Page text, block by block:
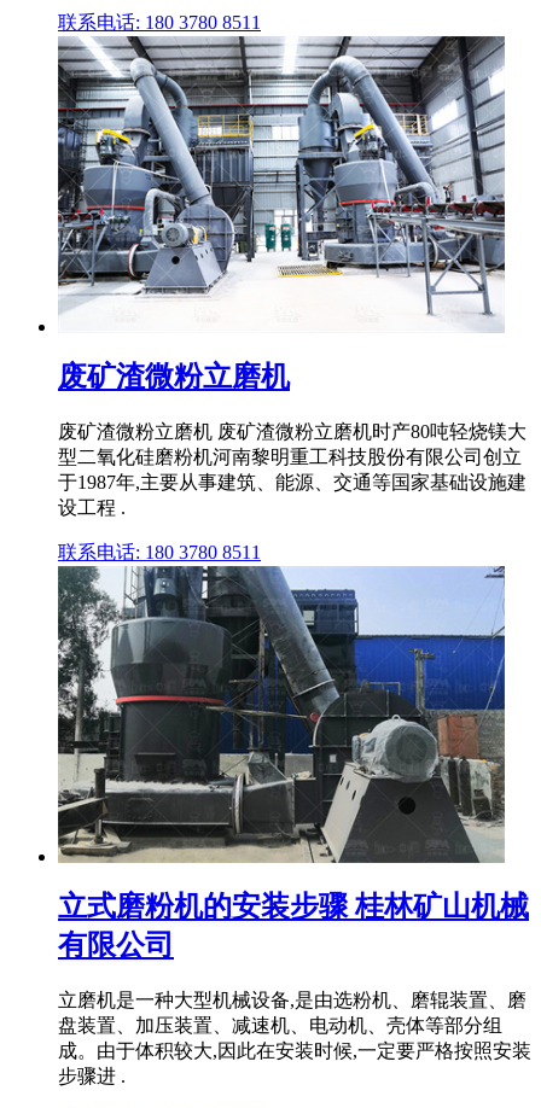
联系电话: 180 3780 8511
废矿渣微粉立磨机
废矿渣微粉立磨机 废矿渣微粉立磨机时产80吨轻烧镁大
型二氧化硅磨粉机河南黎明重工科技股份有限公司创立
于1987年,主要从事建筑、能源、交通等国家基础设施建
设工程 .
联系电话: 180 3780 8511
立式磨粉机的安装步骤 桂林矿山机械
有限公司
立磨机是一种大型机械设备,是由选粉机、磨辊装置、磨
盘装置、加压装置、减速机、电动机、壳体等部分组
成。由于体积较大,因此在安装时候,一定要严格按照安装
步骤进 .